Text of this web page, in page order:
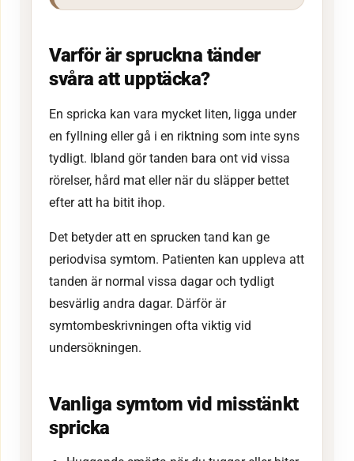
Varför är spruckna tänder
svåra att upptäcka?
En spricka kan vara mycket liten, ligga under
en fyllning eller gå i en riktning som inte syns
tydligt. Ibland gör tanden bara ont vid vissa
rörelser, hård mat eller när du släpper bettet
efter att ha bitit ihop.
Det betyder att en sprucken tand kan ge
periodvisa symtom. Patienten kan uppleva att
tanden är normal vissa dagar och tydligt
besvärlig andra dagar. Därför är
symtombeskrivningen ofta viktig vid
undersökningen.
Vanliga symtom vid misstänkt
spricka